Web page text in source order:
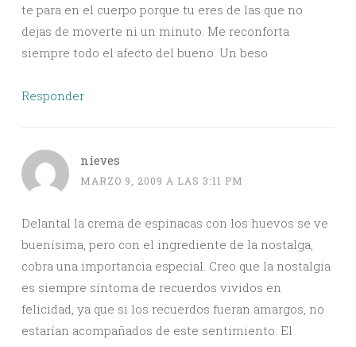
te para en el cuerpo porque tu eres de las que no
dejas de moverte ni un minuto. Me reconforta
siempre todo el afecto del bueno. Un beso
Responder
nieves
MARZO 9, 2009 A LAS 3:11 PM
Delantal la crema de espinacas con los huevos se ve
buenísima, pero con el ingrediente de la nostalga,
cobra una importancia especial. Creo que la nostalgia
es siempre síntoma de recuerdos vividos en
felicidad, ya que si los recuerdos fueran amargos, no
estarían acompañados de este sentimiento. El